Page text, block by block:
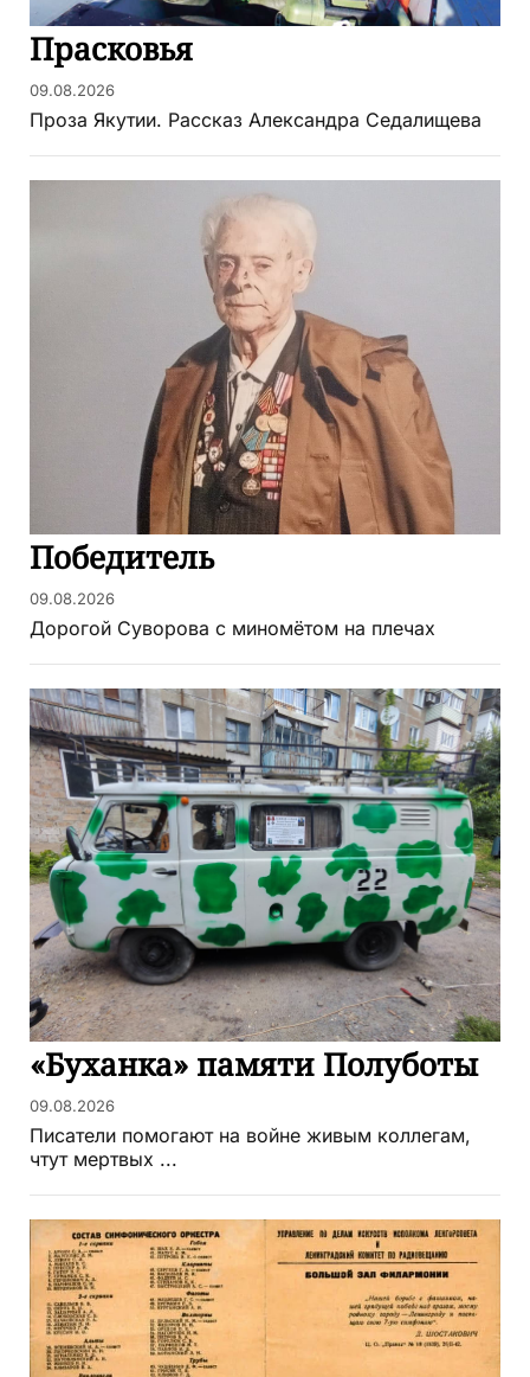
Прасковья
09.08.2026
Проза Якутии. Рассказ Александра Седалищева
Победитель
09.08.2026
Дорогой Суворова с миномётом на плечах
«Буханка» памяти Полуботы
09.08.2026
Писатели помогают на войне живым коллегам,
чтут мертвых ...